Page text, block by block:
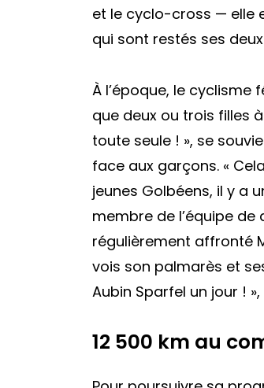
et le cyclo-cross — elle
qui sont restés ses
À l’époque, le cyclisme
que deux ou trois filles
toute seule ! », se
face aux garçons. «
jeunes Golbéens, il y a
membre de l’équipe de
régulièrement affronté
vois son palmarès et
Aubin Sparfel un jour !
12 500 km au